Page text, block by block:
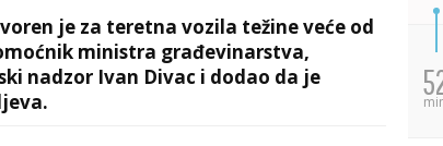
je za teretna vozila težine veće od
ministra građevinarstva,
nadzor Ivan Divac i dodao da je